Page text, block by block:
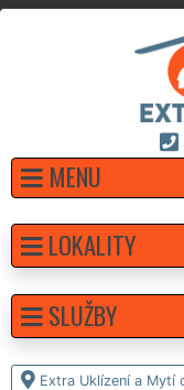
MENU
Extra Uklízení a Mytí
LOKALITY
SLUŽBY